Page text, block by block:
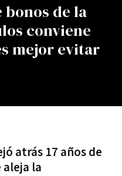
bonos de la
conviene
mejor evitar
atrás 17 años de
la